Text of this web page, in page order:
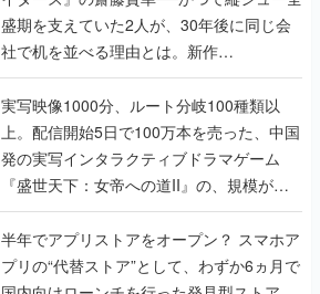
盛期を支えていた2人が、30年後に同じ会
社で机を並べる理由とは。新作
『TATSUJIN EXTREME』で初タッグを組
んだレジェンド2人に訊く開発秘話
実写映像1000分、ルート分岐100種類以
上。配信開始5日で100万本を売った、中国
発の実写インタラクティブドラマゲーム
『盛世天下：女帝への道II』の、規模が違
うこだわりをプロデューサーに聞いた
半年でアプリストアをオープン？ スマホア
プリの“代替ストア”として、わずか6ヵ月で